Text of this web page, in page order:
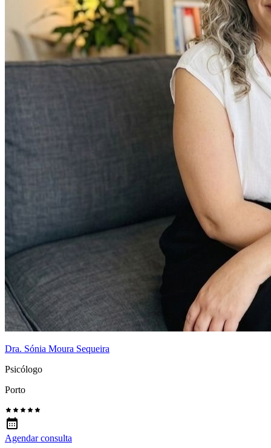
Dra. Sónia Moura Sequeira
Psicólogo
Porto
Agendar consulta